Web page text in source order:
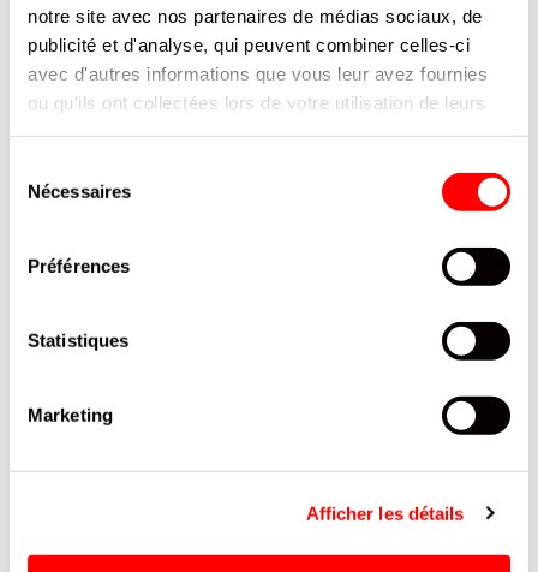
notre site avec nos partenaires de médias sociaux, de
publicité et d'analyse, qui peuvent combiner celles-ci
avec d'autres informations que vous leur avez fournies
ou qu'ils ont collectées lors de votre utilisation de leurs
Nécessaires
Préférences
Statistiques
Marketing
Afficher les détails
TEATIME BISCUITS NOIX DE COCO CHOCOLAT AU LAIT AMANDES
SABLÉS SPRITS DELACRE BOITE 500G /10
DELACRE